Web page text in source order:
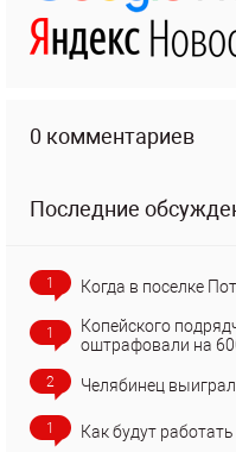
0 комментариев
Последние
1 Когда в поселке
1
Копейского
оштрафовали на
2 Челябинец
1 Как будут